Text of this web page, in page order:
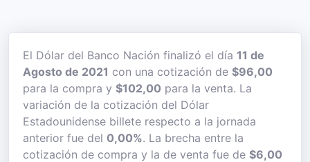
El Dólar del Banco Nación finalizó el día 11 de
Agosto de 2021 con una cotización de $96,00
para la compra y $102,00 para la venta. La
variación de la cotización del Dólar
Estadounidense billete respecto a la jornada
anterior fue del 0,00%. La brecha entre la
cotización de compra y la de venta fue de $6,00